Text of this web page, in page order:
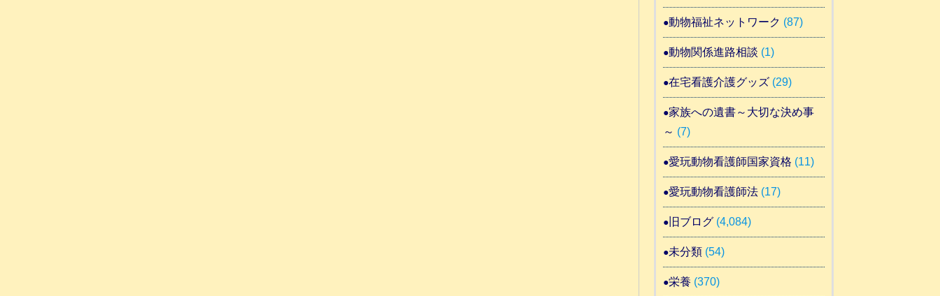
動物福祉ネットワーク (87)
動物関係進路相談 (1)
在宅看護介護グッズ(29)
家族への遺書～大切な決め事
～ (7)
愛玩動物看護師国家資格 (11)
愛玩動物看護師法(17)
旧ブログ(4,084)
未分類(54)
栄養 (370)